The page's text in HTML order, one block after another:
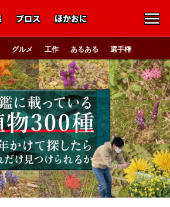
ブロス ほかおに
グルメ 工作 あるある 選手権